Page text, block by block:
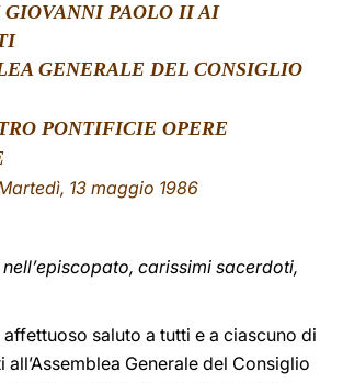
GIOVANNI PAOLO II AI
GENERALE DEL CONSIGLIO
PONTIFICIE OPERE
13 maggio 1986
carissimi sacerdoti,
affettuoso saluto a tutti e a ciascuno di
Generale del Consiglio